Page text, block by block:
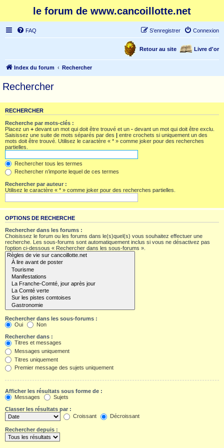
le forum de www.cancoillotte.net
FAQ Connexion
S’enregistrer
Livre d'or
Retour au site
Index du forum Rechercher
Rechercher
RECHERCHER
Recherche par mots-clés :
Placez un + devant un mot qui doit être trouvé et un - devant un mot qui doit être exclu.
Saisissez une suite de mots séparés par des | entre crochets si uniquement un des
mots doit être trouvé. Utilisez le caractère « * » comme joker pour des recherches
partielles.
Rechercher tous les termes
Rechercher n’importe lequel de ces termes
Rechercher par auteur :
Utilisez le caractère « * » comme joker pour des recherches partielles.
OPTIONS DE RECHERCHE
Rechercher dans les forums :
Choisissez le forum ou les forums dans le(s)quel(s) vous souhaitez effectuer une
recherche. Les sous-forums sont automatiquement inclus si vous ne désactivez pas
l’option ci-dessous « Rechercher dans les sous-forums ».
Rechercher dans les sous-forums :
Oui
Non
Rechercher dans :
Titres et messages
Messages uniquement
Titres uniquement
Premier message des sujets uniquement
Afficher les résultats sous forme de :
Messages
Sujets
Classer les résultats par :
Croissant
Décroissant
Rechercher depuis :